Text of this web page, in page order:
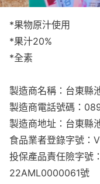
*果物原汁使用
*果汁20%
*全素
製造商名稱：台東縣
製造商電話號碼：
製造商地址：台東縣
食品業者登錄字號
投保產品責任險字號
22AML0000061號